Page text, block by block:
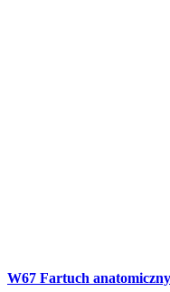
W67 Fartuch